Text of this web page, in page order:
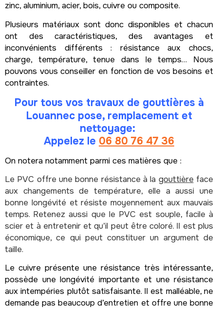
zinc, aluminium, acier, bois, cuivre ou composite.
Plusieurs matériaux sont donc disponibles et chacun
ont des caractéristiques, des avantages et
inconvénients différents : résistance aux chocs,
charge, température, tenue dans le temps… Nous
pouvons vous conseiller en fonction de vos besoins et
contraintes.
Pour tous vos travaux de gouttières à
Louannec pose, remplacement et
nettoyage:
Appelez le 06 80 76 47 36
On notera notamment parmi ces matières que :
Le PVC offre une bonne résistance à la gouttière face
aux changements de température, elle a aussi une
bonne longévité et résiste moyennement aux mauvais
temps. Retenez aussi que le PVC est souple, facile à
scier et à entretenir et qu’il peut être coloré. Il est plus
économique, ce qui peut constituer un argument de
taille.
Le cuivre présente une résistance très intéressante,
possède une longévité importante et une résistance
aux intempéries plutôt satisfaisante. Il est malléable, ne
demande pas beaucoup d’entretien et offre une bonne